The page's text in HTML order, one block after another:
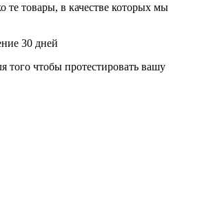
те товары, в качестве которых мы
30 дней
того чтобы протестировать вашу